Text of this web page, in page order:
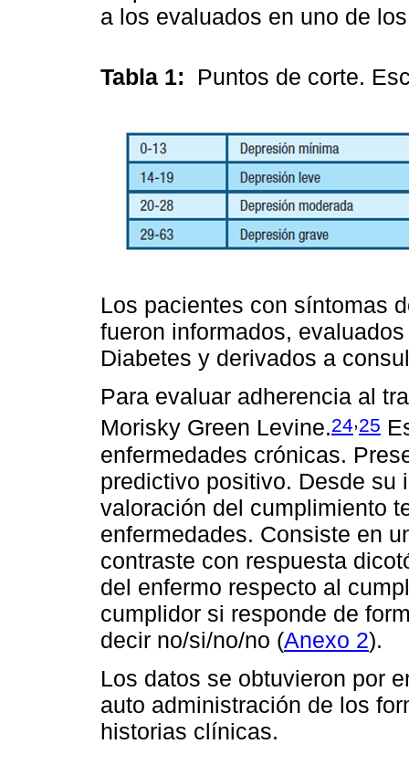
a los evaluados en uno de
Tabla 1: Puntos de corte.
Los pacientes con síntomas
fueron informados,
Diabetes y derivados a
Para evaluar adherencia al
Morisky Green Levine.24,25
enfermedades crónicas.
predictivo positivo. Desde su
valoración del cumplimiento
enfermedades. Consiste en
contraste con respuesta
del enfermo respecto al
cumplidor si responde de
decir no/si/no/no (Anexo 2).
Los datos se obtuvieron por
auto administración de los
historias clínicas.